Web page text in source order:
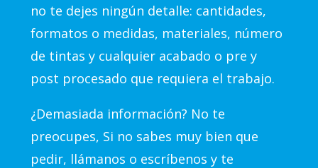
no te dejes ningún detalle: cantidades,
formatos o medidas, materiales, número
de tintas y cualquier acabado o pre y
post procesado que requiera el trabajo.
¿Demasiada información? No te
preocupes, Si no sabes muy bien que
pedir, llámanos o escríbenos y te